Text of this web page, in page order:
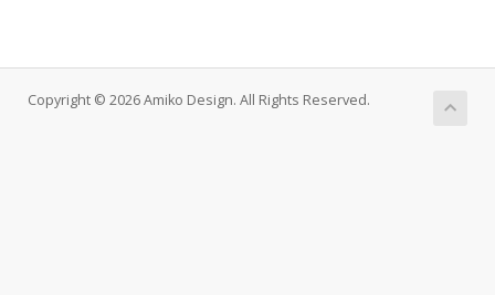
Copyright © 2026 Amiko Design. All Rights Reserved.